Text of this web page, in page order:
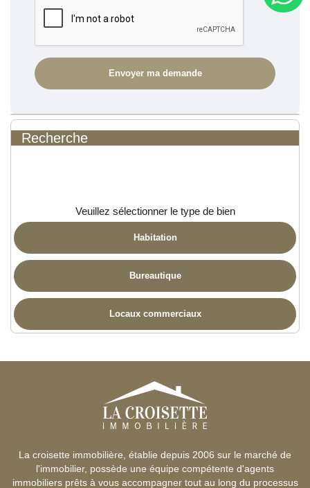
Recherche
Veuillez sélectionner le type de bien
Habitation
Bureautique
Locaux commerciaux
La croisette immobilière, établie depuis 2006 sur le marché de
l'immobilier, possède une équipe compétente d'agents
immobiliers prêts à vous accompagner tout au long du processus